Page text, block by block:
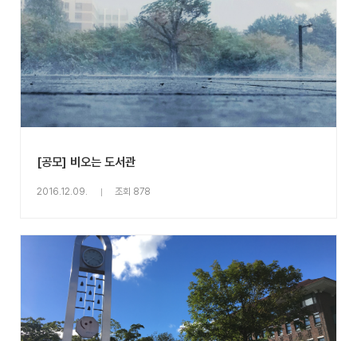
[공모] 비오는 도서관
2016.12.09. 조회 878